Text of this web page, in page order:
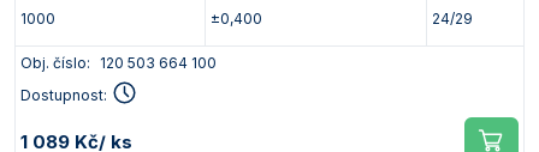
1000 ±0,400 24/29
Obj. číslo:
120 503 664 100
Dostupnost:
1 089 Kč/ ks